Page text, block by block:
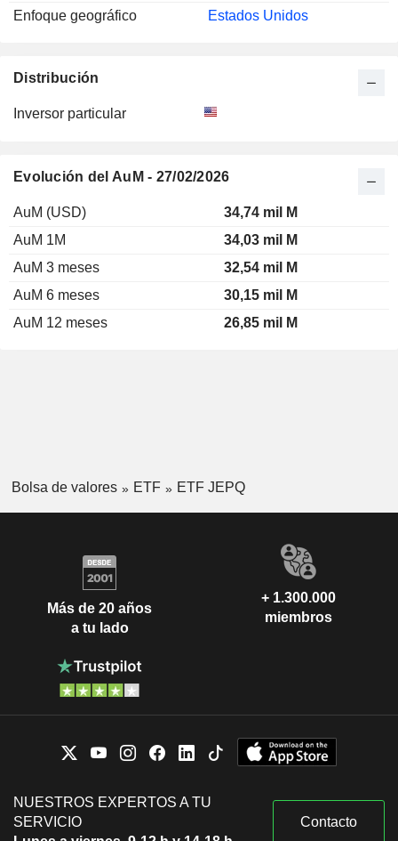
Enfoque geográfico
Estados Unidos
Distribución
Inversor particular
Evolución del AuM - 27/02/2026
AuM (USD)
34,74 mil M
AuM 1M
34,03 mil M
AuM 3 meses
32,54 mil M
AuM 6 meses
30,15 mil M
AuM 12 meses
26,85 mil M
Bolsa de valores ETF ETF JEPQ
Más de 20 años
a tu lado
+ 1.300.000
miembros
NUESTROS EXPERTOS A TU
SERVICIO
Contacto